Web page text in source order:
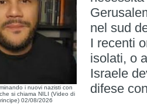
i nuovi nazisti con
si chiama NILI (Video di
02/08/2026
nel sud
I recenti
isolati, o
Israele
difese